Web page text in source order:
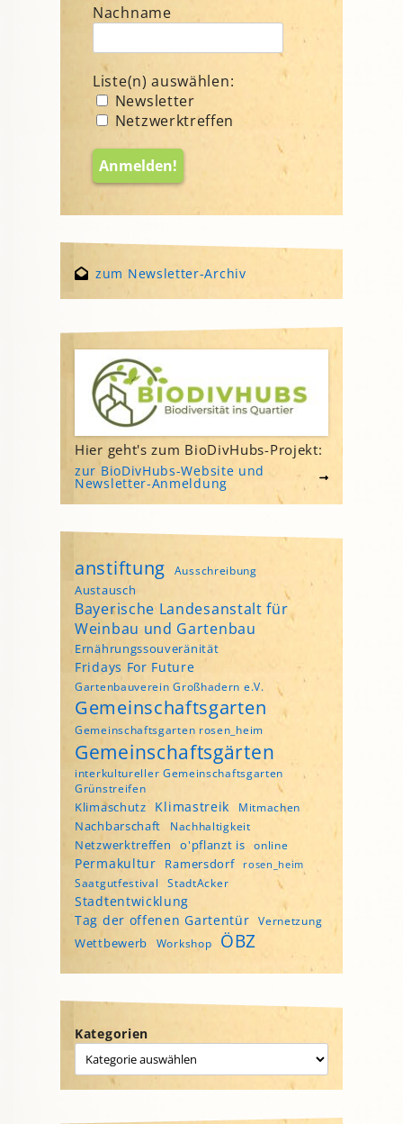
Nachname
Liste(n) auswählen:
Newsletter
Netzwerktreffen
zum Newsletter-Archiv
Hier geht's zum BioDivHubs-Projekt:
zur BioDivHubs-Website und
Newsletter-Anmeldung
anstiftung Ausschreibung
Austausch
Bayerische Landesanstalt für
Weinbau und Gartenbau
Ernährungssouveränität
Fridays For Future
Gartenbauverein Großhadern e.V.
Gemeinschaftsgarten
Gemeinschaftsgarten rosen_heim
Gemeinschaftsgärten
interkultureller Gemeinschaftsgarten
Grünstreifen
Klimaschutz Klimastreik Mitmachen
Nachbarschaft Nachhaltigkeit
Netzwerktreffen o'pflanzt is online
Permakultur Ramersdorf rosen_heim
Saatgutfestival StadtAcker
Stadtentwicklung
Tag der offenen Gartentür
Vernetzung
Wettbewerb Workshop ÖBZ
Kategorien